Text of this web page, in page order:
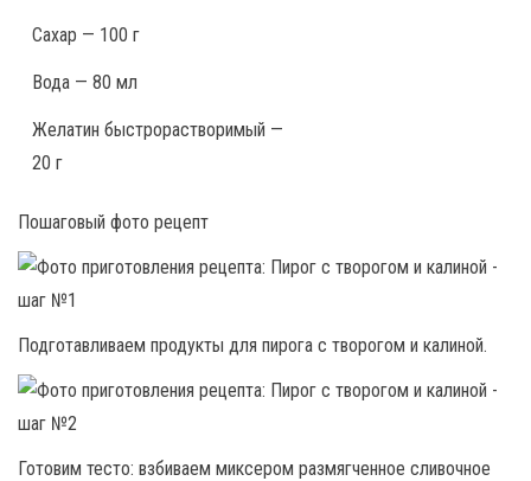
Сахар — 100 г
Вода — 80 мл
Желатин быстрорастворимый —
20 г
Пошаговый фото рецепт
Подготавливаем продукты для пирога с творогом и калиной.
Готовим тесто: взбиваем миксером размягченное сливочное